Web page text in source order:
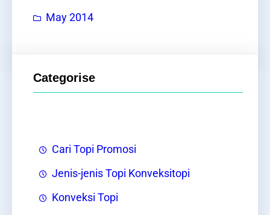
May 2014
Categorise
Cari Topi Promosi
Jenis-jenis Topi Konveksitopi
Konveksi Topi